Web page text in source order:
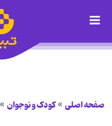
صفحه اصلی کودک و نوجوان